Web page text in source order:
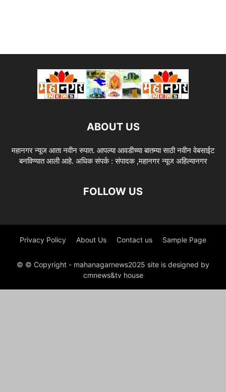
ABOUT US
महानगर न्यूज आता नवीन रुपात. आपल्या आवडीच्या बातम्या साठी नवीन वेबसाईट
बनविण्यात आली आहे. अधिक संपर्क : संपादक ,महानगर न्यूज अहिल्यानगर
FOLLOW US
Privacy Policy About Us Contact us Sample Page
© © Copyright - mahanagarnews2025 site is designed by
cmnews&tv house